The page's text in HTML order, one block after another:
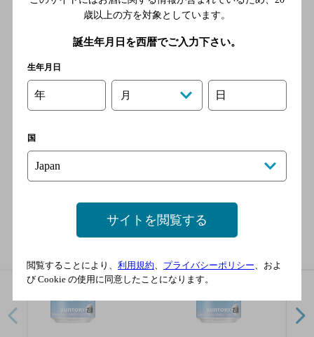
純アルコール量(g) = 容量(ml) × アルコール分(％)/100 × 0.8
成分･特性について
チューハイ・カクテルの栄養成分一覧
歳以上の方を対象としています。
誕生年月日を西暦でご入力下さい。
生年月日
年 月 日
国
サイトを閲覧する
閲覧することにより、 利用規約 プライバシーポリシー 、およ
び Cookie の使用に同意したことになります。